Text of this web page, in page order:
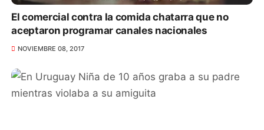
El comercial contra la comida chatarra que no
aceptaron programar canales nacionales
NOVIEMBRE 08, 2017